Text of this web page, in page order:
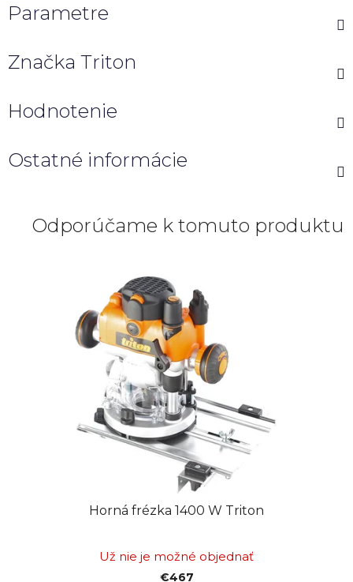
Parametre
Značka Triton
Hodnotenie
Ostatné informácie
Odporúčame k tomuto produktu
Horná frézka 1400 W Triton
Už nie je možné objednať
€467